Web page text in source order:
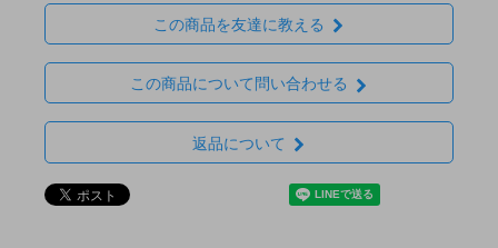
この商品を友達に教える
この商品について問い合わせる
返品について